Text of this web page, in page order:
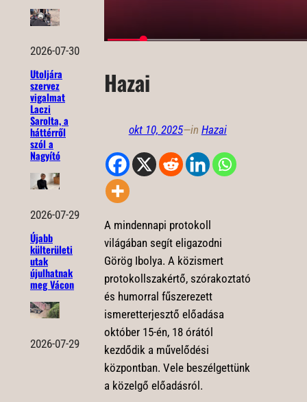
2026-07-30
Utoljára
szervez
vigalmat
Laczi
Sarolta, a
háttérről
szól a
Nagyító
2026-07-29
Újabb
külterületi
utak
újulhatnak
meg Vácon
2026-07-29
Hazai
okt 10, 2025—in Hazai
A mindennapi protokoll
világában segít eligazodni
Görög Ibolya. A közismert
protokollszakértő, szórakoztató
és humorral fűszerezett
ismeretterjesztő előadása
október 15-én, 18 órától
kezdődik a művelődési
központban. Vele beszélgettünk
a közelgő előadásról.